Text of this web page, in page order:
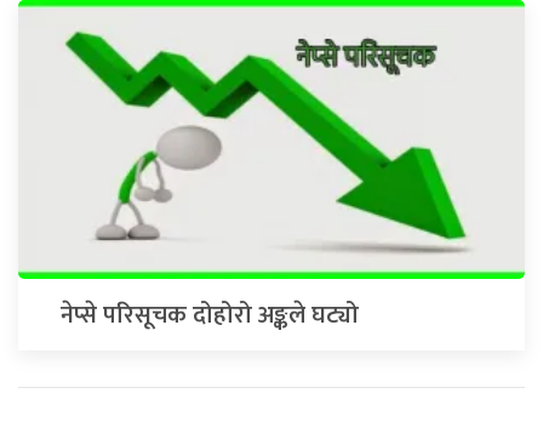
नेप्से परिसूचक दोहोरो अङ्कले घट्यो